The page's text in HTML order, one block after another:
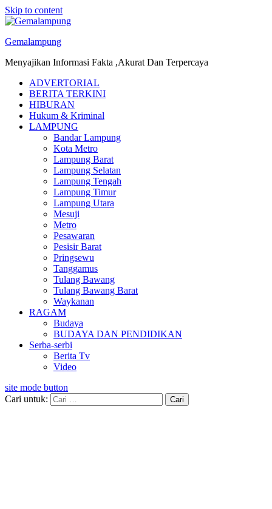
Skip to content
Gemalampung
Menyajikan Informasi Fakta ,Akurat Dan Terpercaya
ADVERTORIAL
BERITA TERKINI
HIBURAN
Hukum & Kriminal
LAMPUNG
Bandar Lampung
Kota Metro
Lampung Barat
Lampung Selatan
Lampung Tengah
Lampung Timur
Lampung Utara
Mesuji
Metro
Pesawaran
Pesisir Barat
Pringsewu
Tanggamus
Tulang Bawang
Tulang Bawang Barat
Waykanan
RAGAM
Budaya
BUDAYA DAN PENDIDIKAN
Serba-serbi
Berita Tv
Video
site mode button
Cari untuk: